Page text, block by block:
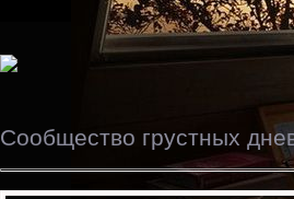
Сообщество грустных